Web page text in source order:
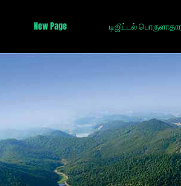
New Page டிஜிட்டல்